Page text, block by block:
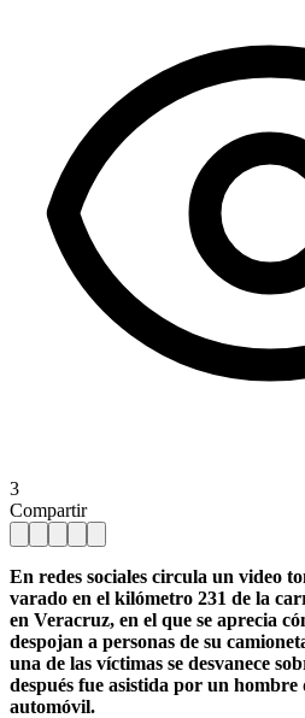
3
Compartir
En redes sociales circula un video
varado en el kilómetro 231 de la
en Veracruz, en el que se aprecia
despojan a personas de su
una de las víctimas se desvanece
después fue asistida por un
automóvil.